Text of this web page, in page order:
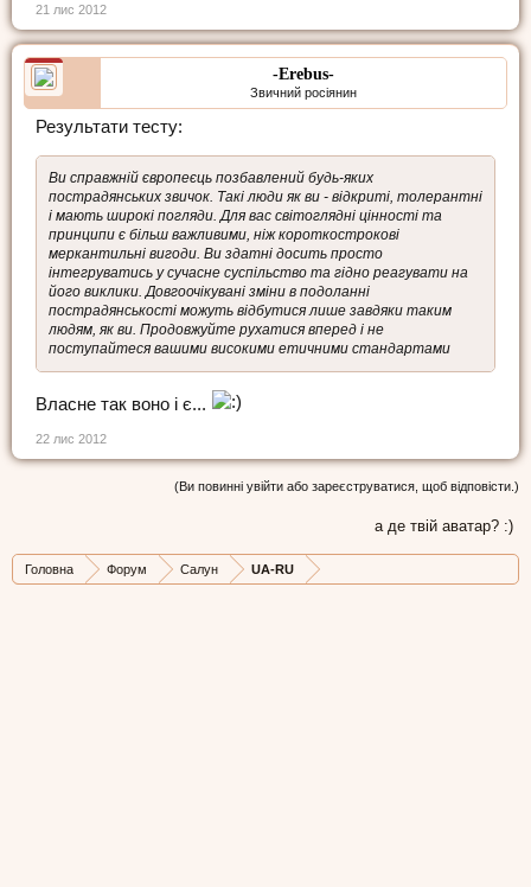
21 лис 2012
-Erebus-
Звичний росіянин
Результати тесту:
Ви справжній європеєць позбавлений будь-яких
пострадянських звичок. Такі люди як ви - відкриті, толерантні
і мають широкі погляди. Для вас світоглядні цінності та
принципи є більш важливими, ніж короткострокові
меркантильні вигоди. Ви здатні досить просто
інтегруватись у сучасне суспільство та гідно реагувати на
його виклики. Довгоочікувані зміни в подоланні
пострадянськості можуть відбутися лише завдяки таким
людям, як ви. Продовжуйте рухатися вперед і не
поступайтеся вашими високими етичними стандартами
Власне так воно і є...
22 лис 2012
(Ви повинні увійти або зареєструватися, щоб відповісти.)
а де твій аватар? :)
Головна Форум Салун UA-RU